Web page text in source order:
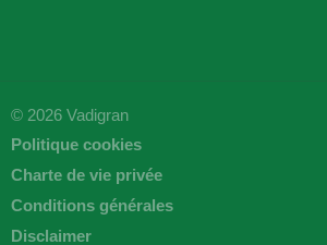
© 2026 Vadigran
Politique cookies
Charte de vie privée
Conditions générales
Disclaimer